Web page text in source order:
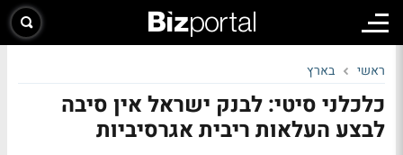
ראשי בארץ
כלכלני סיטי: לבנק ישראל אין סיבה
לבצע העלאות ריבית אגרסיביות